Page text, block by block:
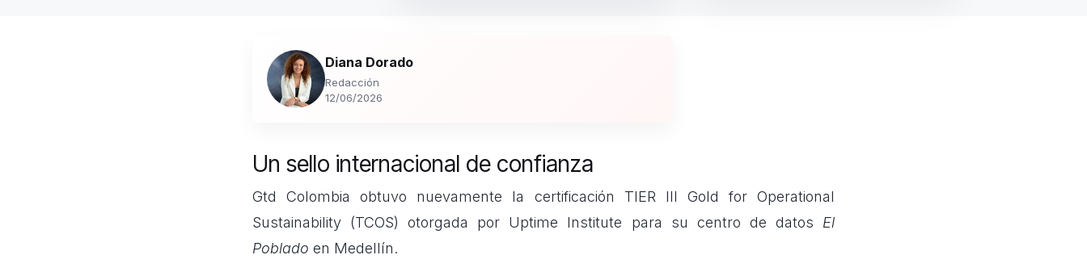
Diana Dorado
Redacción
12/06/2026
Un sello internacional de confianza
Gtd Colombia obtuvo nuevamente la certificación TIER III Gold for Operational
Sustainability (TCOS) otorgada por Uptime Institute para su centro de datos El
Poblado en Medellín.